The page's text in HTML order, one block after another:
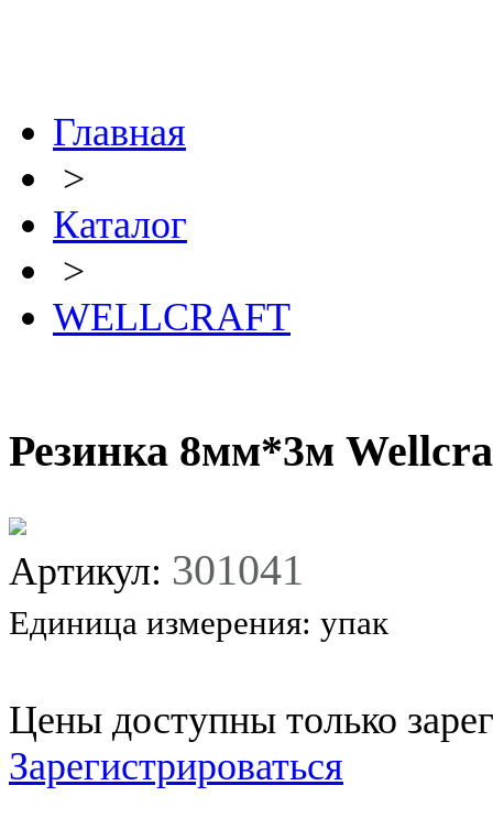
Главная
>
Каталог
>
WELLCRAFT
Резинка 8мм*3м
Артикул: 301041
Единица измерения: упак
Цены доступны только
Зарегистрироваться